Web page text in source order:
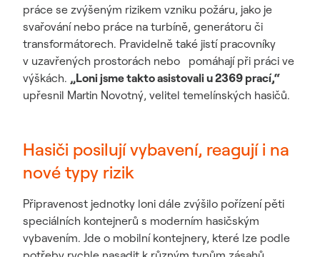
práce se zvýšeným rizikem vzniku požáru, jako je
svařování nebo práce na turbíně, generátoru či
transformátorech. Pravidelně také jistí pracovníky
v uzavřených prostorách nebo pomáhají při práci ve
výškách. „Loni jsme takto asistovali u 2369 prací,“
upřesnil Martin Novotný, velitel temelínských hasičů.
Hasiči posilují vybavení, reagují i na
nové typy rizik
Připravenost jednotky loni dále zvýšilo pořízení pěti
speciálních kontejnerů s moderním hasičským
vybavením. Jde o mobilní kontejnery, které lze podle